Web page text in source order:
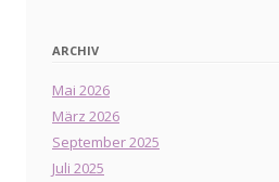
ARCHIV
Mai 2026
März 2026
September 2025
Juli 2025